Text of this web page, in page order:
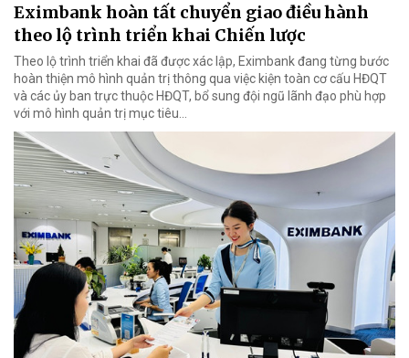
Eximbank hoàn tất chuyển giao điều hành
theo lộ trình triển khai Chiến lược
Theo lộ trình triển khai đã được xác lập, Eximbank đang từng bước
hoàn thiện mô hình quản trị thông qua việc kiện toàn cơ cấu HĐQT
và các ủy ban trực thuộc HĐQT, bổ sung đội ngũ lãnh đạo phù hợp
với mô hình quản trị mục tiêu...